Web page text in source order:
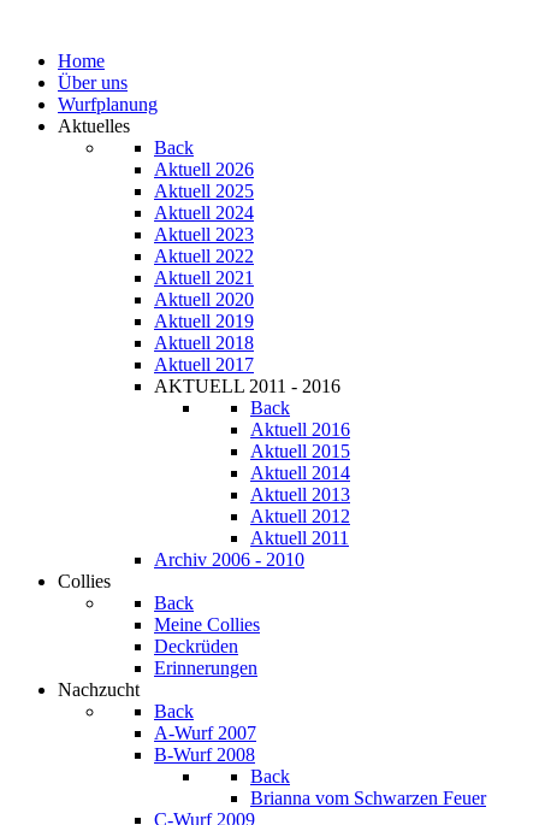
Home
Über uns
Wurfplanung
Aktuelles
Back
Aktuell 2026
Aktuell 2025
Aktuell 2024
Aktuell 2023
Aktuell 2022
Aktuell 2021
Aktuell 2020
Aktuell 2019
Aktuell 2018
Aktuell 2017
AKTUELL 2011 - 2016
Back
Aktuell 2016
Aktuell 2015
Aktuell 2014
Aktuell 2013
Aktuell 2012
Aktuell 2011
Archiv 2006 - 2010
Collies
Back
Meine Collies
Deckrüden
Erinnerungen
Nachzucht
Back
A-Wurf 2007
B-Wurf 2008
Back
Brianna vom Schwarzen Feuer
C-Wurf 2009